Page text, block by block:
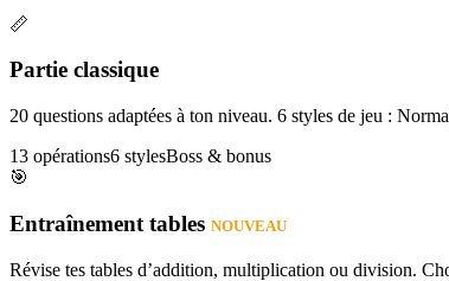
📏
Partie classique
20 questions adaptées à ton niveau. 6 styles de jeu :
13 opérations6 stylesBoss & bonus
🎯
Entraînement tables NOUVEAU
Révise tes tables d’addition, multiplication ou division.